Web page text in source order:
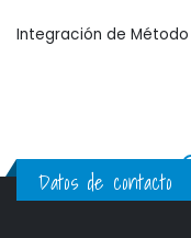
Datos de contacto